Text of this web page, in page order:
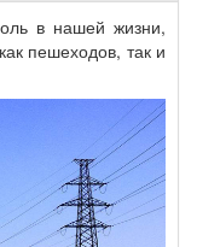
в нашей жизни,
пешеходов, так и